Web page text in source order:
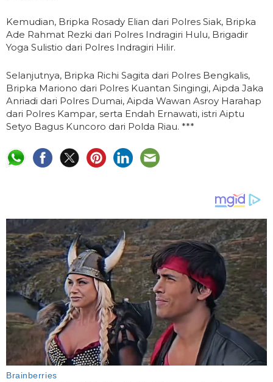
Kemudian, Bripka Rosady Elian dari Polres Siak, Bripka
Ade Rahmat Rezki dari Polres Indragiri Hulu, Brigadir
Yoga Sulistio dari Polres Indragiri Hilir.
Selanjutnya, Bripka Richi Sagita dari Polres Bengkalis,
Bripka Mariono dari Polres Kuantan Singingi, Aipda Jaka
Anriadi dari Polres Dumai, Aipda Wawan Asroy Harahap
dari Polres Kampar, serta Endah Ernawati, istri Aiptu
Setyo Bagus Kuncoro dari Polda Riau. ***